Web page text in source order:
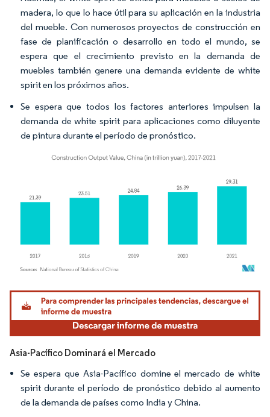
madera, lo que lo hace útil para su aplicación en la industria
del mueble. Con numerosos proyectos de construcción en
fase de planificación o desarrollo en todo el mundo, se
espera que el crecimiento previsto en la demanda de
muebles también genere una demanda evidente de white
spirit en los próximos años.
Se espera que todos los factores anteriores impulsen la
demanda de white spirit para aplicaciones como diluyente
de pintura durante el período de pronóstico.
Imagen © Mordor Intelligence. El uso requiere atribución según CC BY 4.0.
Asia-Pacífico Dominará el Mercado
Se espera que Asia-Pacífico domine el mercado de white
spirit durante el período de pronóstico debido al aumento
de la demanda de países como India y China.